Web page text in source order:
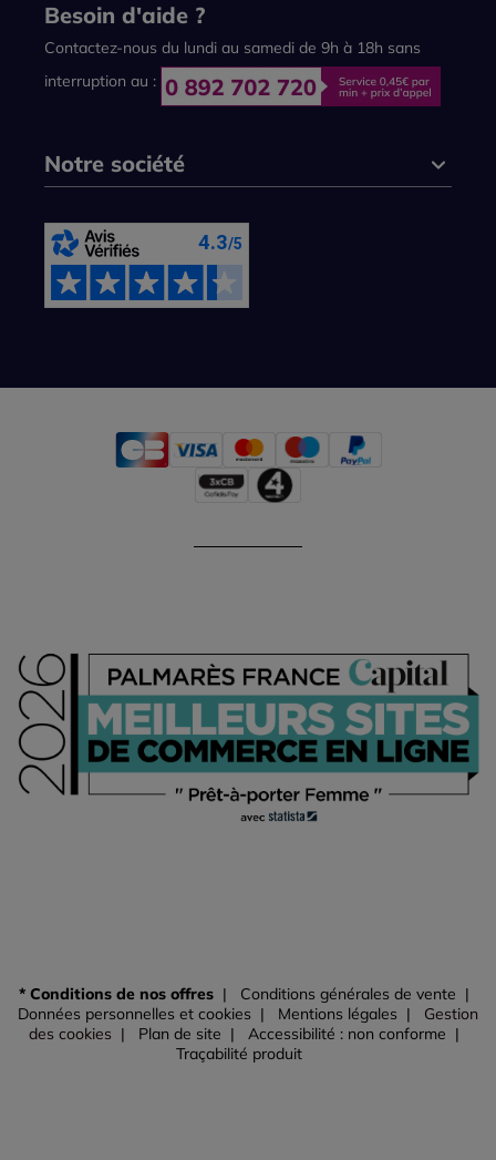
Besoin d'aide ?
Contactez-nous du lundi au samedi de 9h à 18h sans
interruption au :
Notre société
* Conditions de nos offres
Conditions générales de vente
Données personnelles et cookies
Mentions légales
Gestion
des cookies
Plan de site
Accessibilité : non conforme
Traçabilité produit